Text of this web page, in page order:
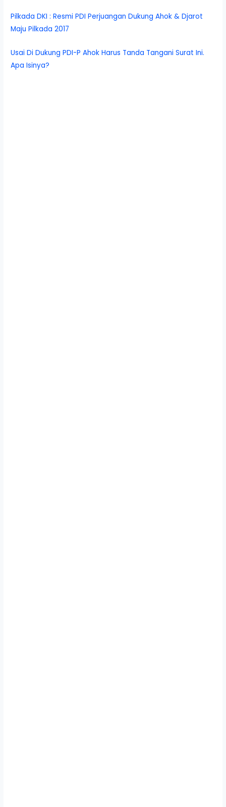
Pilkada DKI : Resmi PDI Perjuangan Dukung Ahok & Djarot
Maju Pilkada 2017
Usai Di Dukung PDI-P Ahok Harus Tanda Tangani Surat Ini.
Apa Isinya?